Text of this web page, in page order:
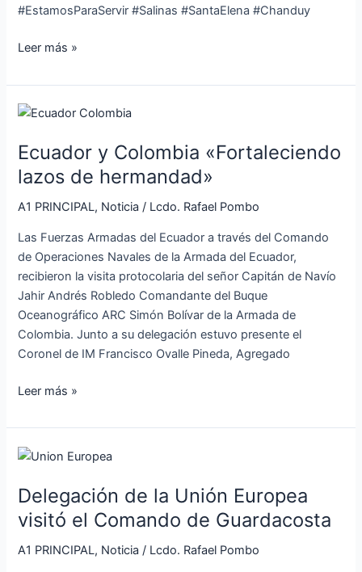
#EstamosParaServir #Salinas #SantaElena #Chanduy
Leer más »
Ecuador y Colombia «Fortaleciendo
lazos de hermandad»
A1 PRINCIPAL, Noticia / Lcdo. Rafael Pombo
Las Fuerzas Armadas del Ecuador a través del Comando
de Operaciones Navales de la Armada del Ecuador,
recibieron la visita protocolaria del señor Capitán de Navío
Jahir Andrés Robledo Comandante del Buque
Oceanográfico ARC Simón Bolívar de la Armada de
Colombia. Junto a su delegación estuvo presente el
Coronel de IM Francisco Ovalle Pineda, Agregado
Ecuador
Colombia
«Fortaleciendo
de
Leer más »
Delegación de la Unión Europea
visitó el Comando de Guardacosta
A1 PRINCIPAL, Noticia / Lcdo. Rafael Pombo
Delegación
la
Unión
Europea
visitó